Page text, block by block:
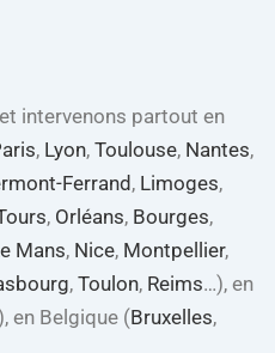
intervenons partout en
, Lyon, Toulouse, Nantes,
Ferrand , Limoges,
, Orléans, Bourges,
Mans, Nice, Montpellier,
, Toulon, Reims…), en
en Belgique (Bruxelles,